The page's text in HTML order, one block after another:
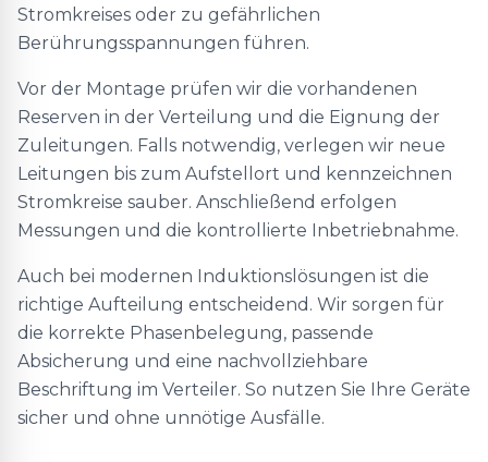
Stromkreises oder zu gefährlichen
Berührungsspannungen führen.
Vor der Montage prüfen wir die vorhandenen
Reserven in der Verteilung und die Eignung der
Zuleitungen. Falls notwendig, verlegen wir neue
Leitungen bis zum Aufstellort und kennzeichnen
Stromkreise sauber. Anschließend erfolgen
Messungen und die kontrollierte Inbetriebnahme.
Auch bei modernen Induktionslösungen ist die
richtige Aufteilung entscheidend. Wir sorgen für
die korrekte Phasenbelegung, passende
Absicherung und eine nachvollziehbare
Beschriftung im Verteiler. So nutzen Sie Ihre Geräte
sicher und ohne unnötige Ausfälle.